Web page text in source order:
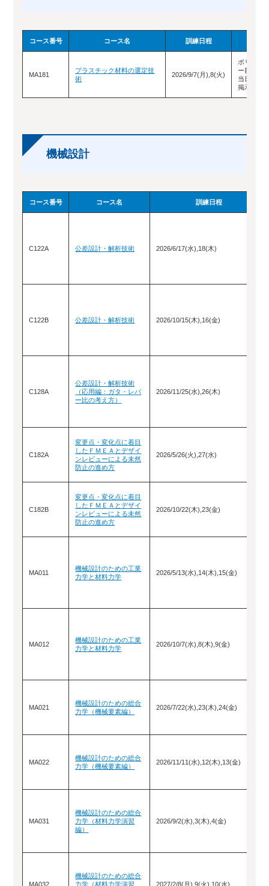
コース番号 コース名 訓練日程
MA181
プラスチック材料の選定技
術
2026/9/7(月),8(火)
ポリテク
ー群馬（
当日ロビ
掲示）
機械設計
コース番号 コース名 訓練日程
C122A 公差設計・解析技術 2026/6/17(水),18(木)
C122B 公差設計・解析技術 2026/10/15(木),16(金)
C128A
公差設計・解析技術
（応用編：ガタ・レバ
ー比の考え方）
2026/11/25(水),26(木)
C182A
変更点・変化点に着目
したＦＭＥＡとデザイ
ンレビューによる未然
防止の進め方
2026/5/26(火),27(水)
C182B
変更点・変化点に着目
したＦＭＥＡとデザイ
ンレビューによる未然
防止の進め方
2026/10/22(木),23(金)
MA011
機械設計のための工業
力学と材料力学
2026/5/13(水),14(木),15(金)
MA012
機械設計のための工業
力学と材料力学
2026/10/7(水),8(木),9(金)
MA021
機械設計のための総合
力学（機械要素編）
2026/7/22(水),23(木),24(金)
MA022
機械設計のための総合
力学（機械要素編）
2026/11/11(水),12(木),13(金)
MA031
機械設計のための総合
力学（材料力学演習
編）
2026/9/2(水),3(木),4(金)
MA032
機械設計のための総合
力学（材料力学演習
2027/2/8(月),9(火),10(水)